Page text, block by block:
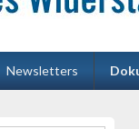
Newsletters